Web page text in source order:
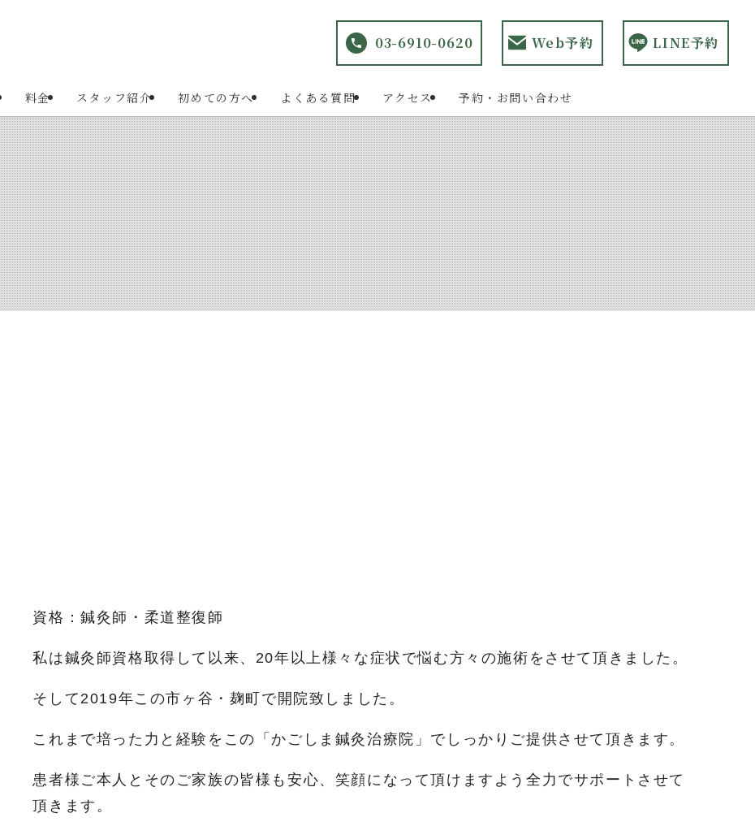
料金 スタッフ紹介 初めての方へ よくある質問 アクセス 予約・お問い合わせ
03-6910-0620 Web予約 LINE予約
資格：鍼灸師・柔道整復師
私は鍼灸師資格取得して以来、20年以上様々な症状で悩む方々の施術をさせて頂きました。
そして2019年この市ヶ谷・麹町で開院致しました。
これまで培った力と経験をこの「かごしま鍼灸治療院」でしっかりご提供させて頂きます。
患者様ご本人とそのご家族の皆様も安心、笑顔になって頂けますよう全力でサポートさせて
頂きます。